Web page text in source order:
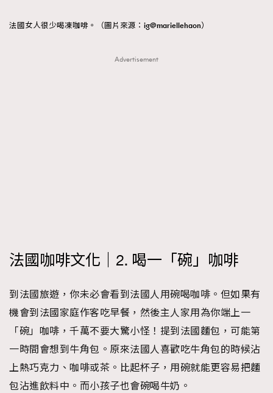
法國女人很少喝凍咖啡。（圖片來源：ig@mariellehaon）
Advertisement
法國咖啡文化｜2. 喝一「碗」咖啡
到法國旅遊，你未必會看到法國人用碗喝咖啡。但如果有
機會到法國家庭作客吃早餐，然後主人家用為你端上一
「碗」咖啡，千萬不要大驚小怪！提到法國麵包，可能第
一時間會想到牛角包。原來法國人喜歡吃牛角包的時候沾
上熱巧克力、咖啡或茶。比起杯子，用碗就能更容易把麵
包沾進飲料中。而小孩子也會碗喝牛奶。